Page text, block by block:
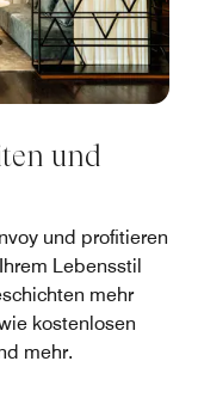
und
und profitieren
Lebensstil
mehr
kostenlosen
mehr.